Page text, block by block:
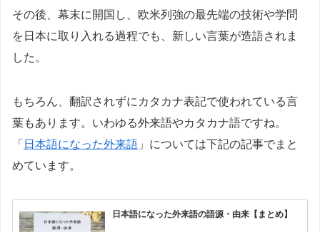
その後、幕末に開国し、欧米列強の最先端の技術や学問
を日本に取り入れる過程でも、新しい言葉が造語されま
した。
もちろん、翻訳されずにカタカナ表記で使われている言
葉もあります。いわゆる外来語やカタカナ語ですね。
「 日本語になった外来語 」については下記の記事でまと
めています。
日本語になった外来語の語源・由来【まとめ】